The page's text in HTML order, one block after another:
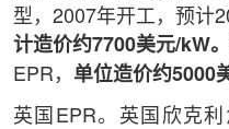
型，2007年开工，预计
计造价约7700美元/kW。
EPR， 单位造价约5000
英国EPR。英国欣克